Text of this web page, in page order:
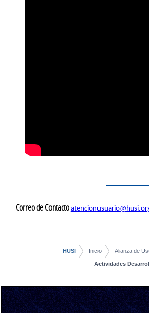
Correo de Contacto
HUSI Inicio Alianza de
Actividades